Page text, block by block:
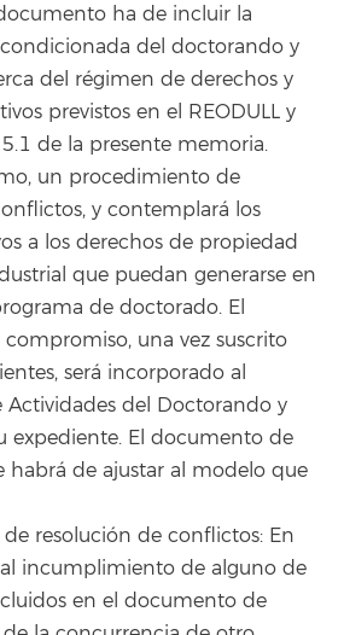
ha de incluir la
del doctorando y
del régimen de derechos y
previstos en el REODULL y
de la presente memoria.
un procedimiento de
y contemplará los
a los derechos de propiedad
que puedan generarse en
de doctorado. El
una vez suscrito
será incorporado al
del Doctorando y
expediente. El documento de
habrá de ajustar al modelo que
resolución de conflictos: En
incumplimiento de alguno de
en el documento de